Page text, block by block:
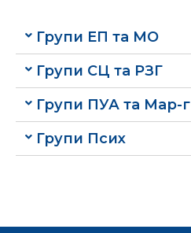
Групи ЕП та МО
Групи СЦ та РЗГ
Групи ПУА та Мар-г
Групи Псих